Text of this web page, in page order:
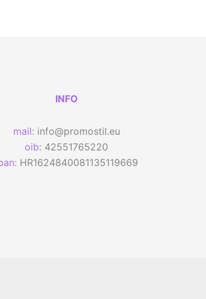
INFO
mail: info@promostil.eu
oib: 42551765220
: HR1624840081135119669